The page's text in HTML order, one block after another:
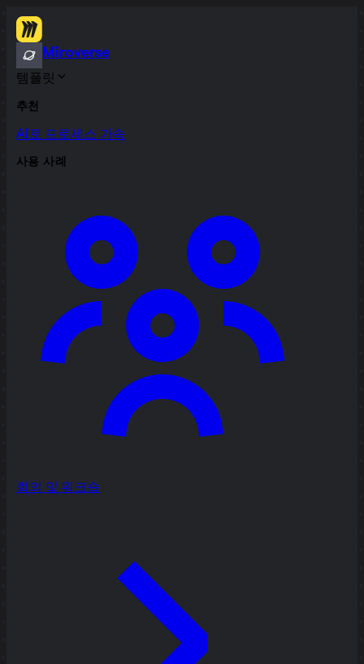
Miroverse
템플릿
추천
AI로 프로세스 가속
사용 사례
회의 및 워크숍